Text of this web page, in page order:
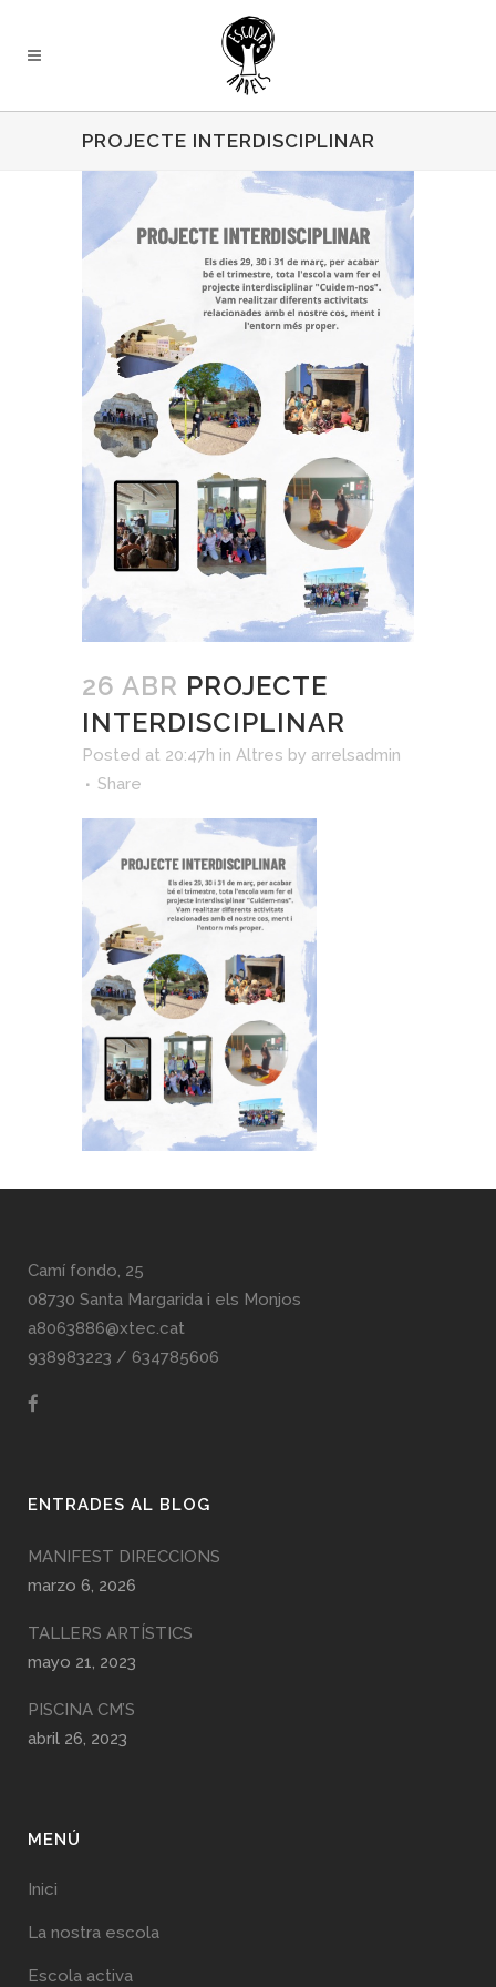
PROJECTE INTERDISCIPLINAR
26 ABR PROJECTE
INTERDISCIPLINAR
Posted at 20:47h in Altres by arrelsadmin
Share
Camí fondo, 25
08730 Santa Margarida i els Monjos
a8063886@xtec.cat
938983223 / 634785606
ENTRADES AL BLOG
MANIFEST DIRECCIONS
marzo 6, 2026
TALLERS ARTÍSTICS
mayo 21, 2023
PISCINA CM’S
abril 26, 2023
MENÚ
Inici
La nostra escola
Escola activa